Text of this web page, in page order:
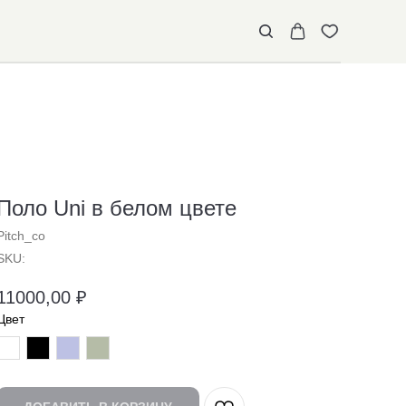
Uni в белом цвете
₽